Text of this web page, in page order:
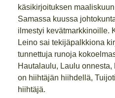
käsikirjoituksen
Samassa kuussa
ilmestyi kevätmarkkinoille.
Leino sai tekijäpalkkiona
tunnettuja runoja
Hautalaulu, Laulu
on hiihtäjän hiihdellä,
hiihtäjä.